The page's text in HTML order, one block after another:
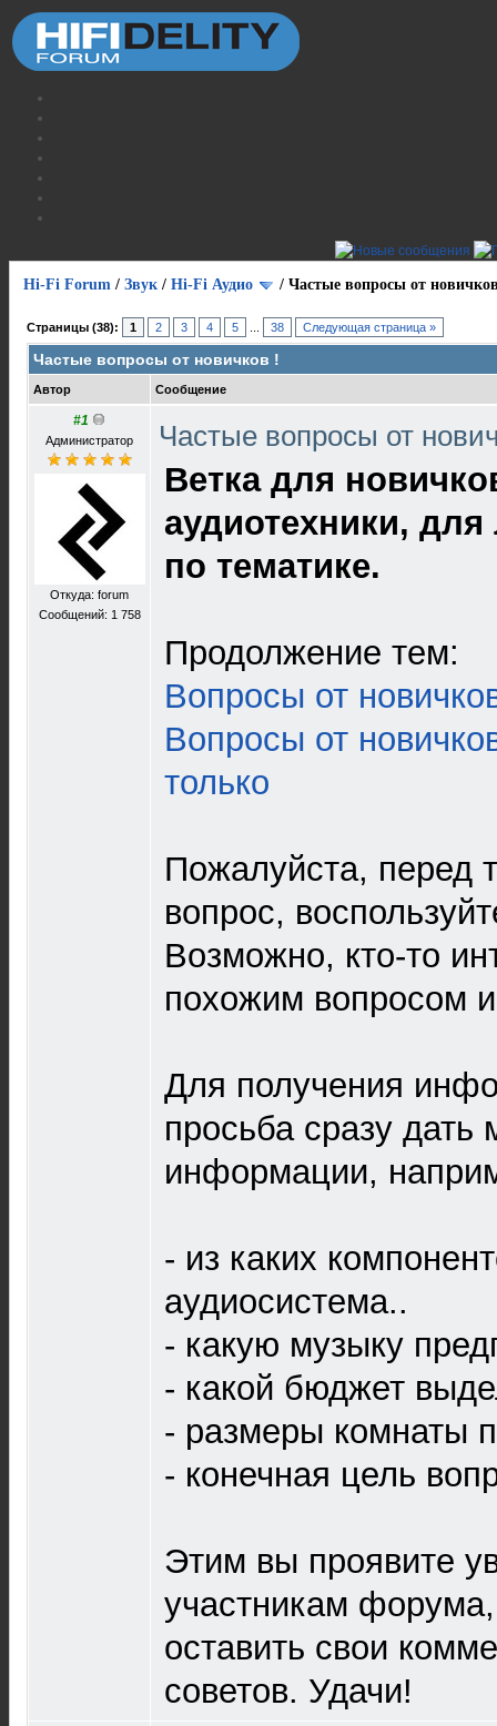
Hi-Fi Forum / Звук / Hi-Fi Аудио / Частые вопросы от
Страницы (38): 1 2 3 4 5 38 Следующая страница »
Частые вопросы от новичков !
Автор Сообщение
#1
Администратор
Откуда: forum
Сообщений: 1 758
Частые вопросы от
Ветка для
аудиотехники,
по тематике.
Продолжение тем:
Вопросы от
Вопросы от
только
Пожалуйста, перед
вопрос,
Возможно, кто-то
похожим вопросом
Для получения
просьба сразу дать
информации,
- из каких
аудиосистема..
- какую музыку
- какой бюджет
- размеры комнаты
- конечная цель
Этим вы проявите
участникам
оставить свои
советов. Удачи!